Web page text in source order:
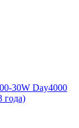
30W Day4000
года)